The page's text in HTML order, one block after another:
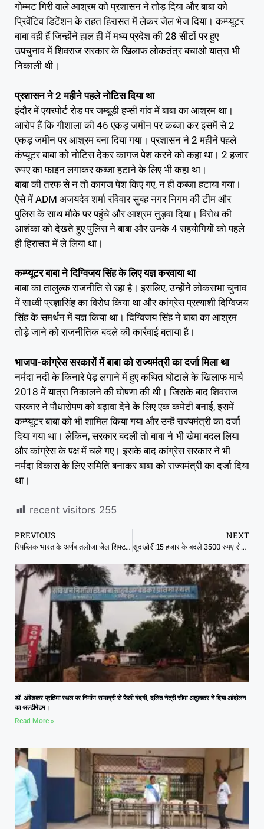
गोम्मट गिरी वाले आश्रम को प्रशासन ने तोड़ दिया और बाबा को
प्रिवेंटिव डिटेंशन के तहत हिरासत में लेकर जेल भेज दिया। कम्प्यूटर
बाबा वही हैं जिन्होंने हाल ही में मध्य प्रदेश की 28 सीटों पर हुए
उपचुनाव में शिवराज सरकार के खिलाफ लोकतंत्र बचाओ यात्रा भी
निकाली थी।
प्रशासन ने 2 महीने पहले नोटिस दिया था
इंदौर में एयरपोर्ट रोड पर जम्बूडी हप्सी गांव में बाबा का आश्रम था।
आरोप हैं कि गौशाला की 46 एकड़ जमीन पर कब्जा कर इसमें से 2
एकड़ जमीन पर आश्रम बना दिया गया। प्रशासन ने 2 महीने पहले
कंप्यूटर बाबा को नोटिस देकर कागज पेश करने को कहा था। 2 हजार
रुपए का फाइन लगाकर कब्जा हटाने के लिए भी कहा था।
बाबा की तरफ से न तो कागज पेश किए गए, न ही कब्जा हटाया गया।
ऐसे में ADM अजयदेव शर्मा रविवार सुबह नगर निगम की टीम और
पुलिस के साथ मौके पर पहुंचे और आश्रम तुड़वा दिया। विरोध की
आशंका को देखते हुए पुलिस ने बाबा और उनके 4 सहयोगियों को पहले
ही हिरासत में ले लिया था।
कम्प्यूटर बाबा ने दिग्विजय सिंह के लिए यज्ञ करवाया था
बाबा का तालुल्क राजनीति से रहा है। इसलिए, उन्होंने लोकसभा चुनाव
में साध्वी प्रज्ञासिंह का विरोध किया था और कांग्रेस प्रत्याशी दिग्विजय
सिंह के समर्थन में यज्ञ किया था। दिग्विजय सिंह ने बाबा का आश्रम
तोड़े जाने को राजनीतिक बदले की कार्रवाई बताया है।
भाजपा-कांग्रेस सरकारों में बाबा को राज्यमंत्री का दर्जा मिला था
नर्मदा नदी के किनारे पेड़ लगाने में हुए कथित घोटाले के खिलाफ मार्च
2018 में यात्रा निकालने की घोषणा की थी। जिसके बाद शिवराज
सरकार ने पौधारोपण को बढ़ावा देने के लिए एक कमेटी बनाई, इसमें
कम्प्यूटर बाबा को भी शामिल किया गया और उन्हें राज्यमंत्री का दर्जा
दिया गया था। लेकिन, सरकार बदली तो बाबा ने भी खेमा बदल लिया
और कांग्रेस के पक्ष में चले गए। इसके बाद कांग्रेस सरकार ने भी
नर्मदा विकास के लिए समिति बनाकर बाबा को राज्यमंत्री का दर्जा दिया
था।
recent visitors 255
PREVIOUS
रिपब्लिक भारत के अर्णब तलोजा जेल शिफ्ट, फोन इस्तेमाल करने का आरोप-रिपोर्ट
NEXT
सूदखोरी:15 हजार के बदले 3500 रुपए रोज का ब्याज, परेशान छात्र जहर खाकर पहुंचा एसपी ऑफिस
डॉ. अंबेडकर प्रतिमा स्थल पर निर्माण सामाग्री से फैली गंदगी, दलित नेत्री सीमा अतुलकर ने दिया आंदोलन
का अल्टीमेटम।
Read More »